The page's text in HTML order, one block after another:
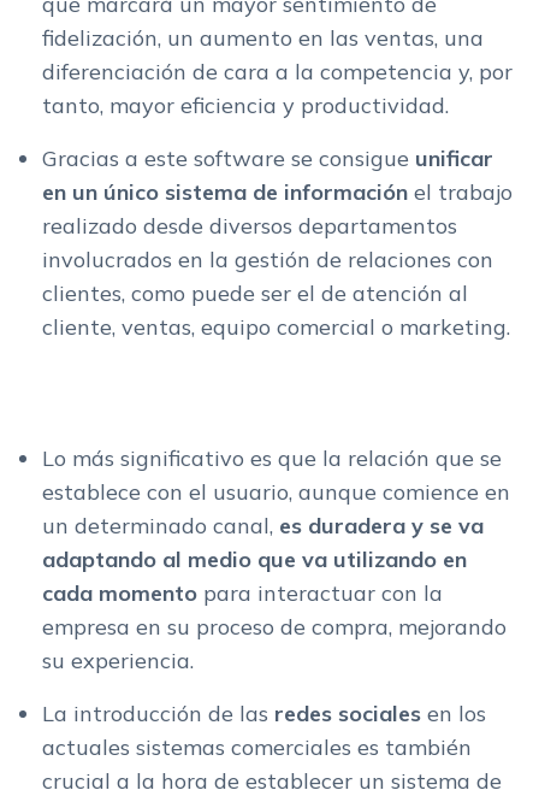
fidelización, un aumento en las ventas, una
diferenciación de cara a la competencia y, por
tanto, mayor eficiencia y productividad.
Gracias a este software se consigue unificar
en un único sistema de información el trabajo
realizado desde diversos departamentos
involucrados en la gestión de relaciones con
clientes, como puede ser el de atención al
cliente, ventas, equipo comercial o marketing.
Lo más significativo es que la relación que se
establece con el usuario, aunque comience en
un determinado canal, es duradera y se va
adaptando al medio que va utilizando en
cada momento para interactuar con la
empresa en su proceso de compra, mejorando
su experiencia.
La introducción de las redes sociales en los
actuales sistemas comerciales es también
crucial a la hora de establecer un sistema de